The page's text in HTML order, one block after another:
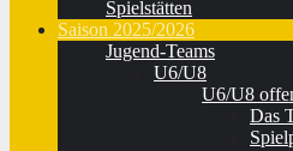
Spielstätten
Saison 2025/2026
Jugend-Teams
U6/U8
U6/U8
Das